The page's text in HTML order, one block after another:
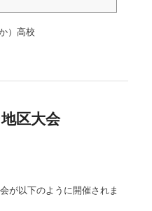
）高校
区大会
が以下のように開催されま